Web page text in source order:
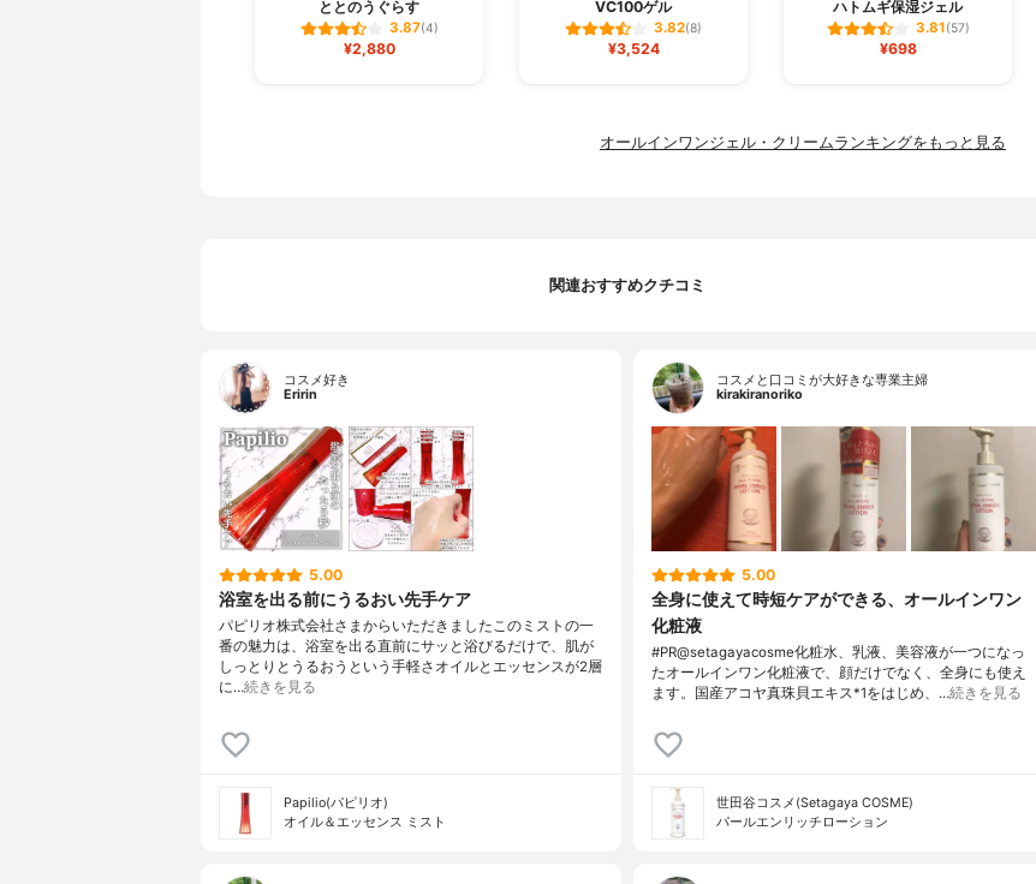
ととのうぐらす
3.87(4)
¥2,880
VC100ゲル
3.82(8)
¥3,524
ハトムギ保湿ジェル
3.81(57)
¥698
オールインワンジェル・クリームランキングをもっと見る
関連おすすめクチコミ
コスメ好き
Eririn
5.00
浴室を出る前にうるおい先手ケア
パピリオ株式会社さまからいただきましたこのミストの一
番の魅力は、浴室を出る直前にサッと浴びるだけで、肌が
しっとりとうるおうという手軽さオイルとエッセンスが2層
に…続きを見る
Papilio(パピリオ)
オイル＆エッセンス ミスト
コスメと口コミが大好きな専業主婦
kirakiranoriko
5.00
全身に使えて時短ケアができる、オールインワン
化粧液
#PR@setagayacosme化粧水、乳液、美容液が一つになっ
たオールインワン化粧液で、顔だけでなく、全身にも使え
ます。国産アコヤ真珠貝エキス*1をはじめ、…続きを見る
世田谷コスメ(Setagaya COSME)
パールエンリッチローション